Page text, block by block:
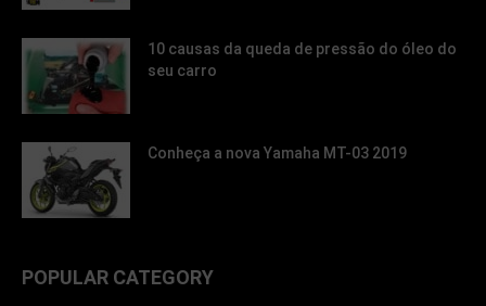
10 causas da queda de pressão do óleo do
seu carro
Conheça a nova Yamaha MT-03 2019
POPULAR CATEGORY